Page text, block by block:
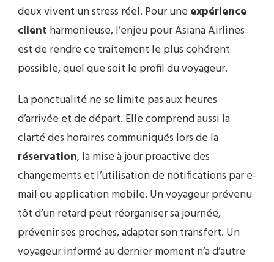
deux vivent un stress réel. Pour une expérience
client harmonieuse, l’enjeu pour Asiana Airlines
est de rendre ce traitement le plus cohérent
possible, quel que soit le profil du voyageur.
La ponctualité ne se limite pas aux heures
d’arrivée et de départ. Elle comprend aussi la
clarté des horaires communiqués lors de la
réservation, la mise à jour proactive des
changements et l’utilisation de notifications par e-
mail ou application mobile. Un voyageur prévenu
tôt d’un retard peut réorganiser sa journée,
prévenir ses proches, adapter son transfert. Un
voyageur informé au dernier moment n’a d’autre